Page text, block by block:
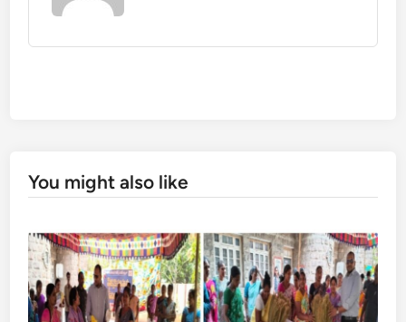
You might also like